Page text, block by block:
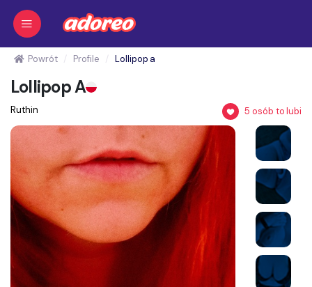
Powrót Profile Lollipop a
Lollipop A
Ruthin 5 osób to lubi